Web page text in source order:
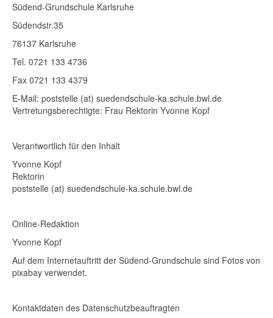
Südend-Grundschule Karlsruhe
Südendstr.35
76137 Karlsruhe
Tel. 0721 133 4736
Fax 0721 133 4379
E-Mail: poststelle (at) suedendschule-ka.schule.bwl.de
Vertretungsberechtigte: Frau Rektorin Yvonne Kopf
Verantwortlich für den Inhalt
Yvonne Kopf
Rektorin
poststelle (at) suedendschule-ka.schule.bwl.de
Online-Redaktion
Yvonne Kopf
Auf dem Internetauftritt der Südend-Grundschule sind Fotos von
pixabay verwendet.
Kontaktdaten des Datenschutzbeauftragten